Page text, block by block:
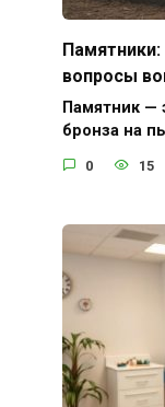
вопросы
Памятник —
бронза на
0 15